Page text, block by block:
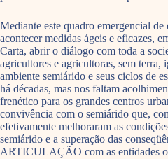
Mediante este quadro emergencial
acontecer medidas ágeis e eficazes,
Carta, abrir o diálogo com toda a
agricultores e agricultoras, sem terra,
ambiente semiárido e seus ciclos de
há décadas, mas nos faltam
frenético para os grandes centros
convivência com o semiárido que,
efetivamente melhoraram as
semiárido e a superação das
ARTICULAÇÃO com as entidades